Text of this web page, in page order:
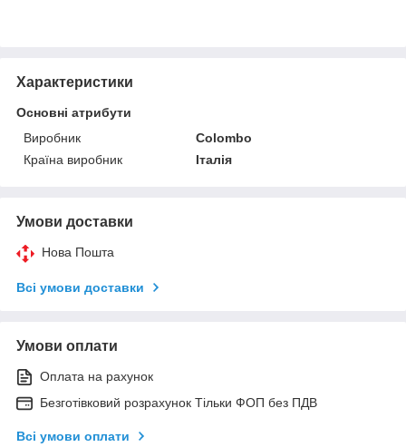
Характеристики
Основні атрибути
Виробник
Colombo
Країна виробник
Італія
Умови доставки
Нова Пошта
Всі умови доставки
Умови оплати
Оплата на рахунок
Безготівковий розрахунок Тільки ФОП без ПДВ
Всі умови оплати